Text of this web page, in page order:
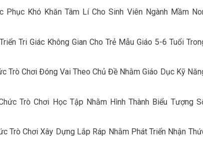
Phục Khó Khăn Tâm Lí Cho Sinh Viên Ngành Mầm
Tri Giác Không Gian Cho Trẻ Mẫu Giáo 5-6 Tuổi
Trò Chơi Đóng Vai Theo Chủ Đề Nhằm Giáo Dục Kỹ
Trò Chơi Học Tập Nhằm Hình Thành Biểu Tượng
Trò Chơi Xây Dựng Lắp Ráp Nhằm Phát Triển Nhận